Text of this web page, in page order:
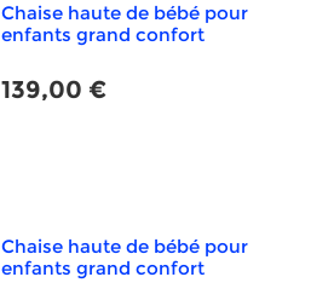
Chaise haute de bébé pour
enfants grand confort
139,00 €
Chaise haute de bébé pour
enfants grand confort